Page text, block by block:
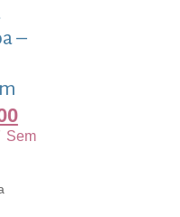
–
Sem